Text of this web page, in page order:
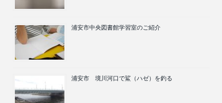
浦安市中央図書館学習室のご紹介
浦安市 境川河口で鯊（ハゼ）を釣る